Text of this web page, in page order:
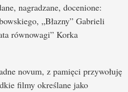
nagradzane, docenione:
„Błazny” Gabrieli
równowagi” Korka
novum, z pamięci przywołuję
filmy określane jako